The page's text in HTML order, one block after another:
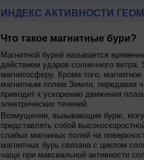
ИНДЕКС АКТИВНОСТИ
Что такое магнитные бури?
Магнитной бурей называется
действием ударов солнечного ветра.
магнитосферу. Кроме того,
магнитным полем Земли, передавая
приводит к ускорению движения
электрических течений.
Возмущения, вызывающие бурю,
представлять собой
слабых магниных полей на
магнитных бурь связана с циклом
чаще при максиальной активности